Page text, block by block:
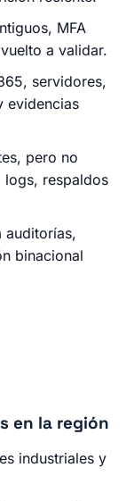
MFA
a validar.
servidores,
evidencias
pero no
logs, respaldos
auditorías,
binacional
en la región
industriales y